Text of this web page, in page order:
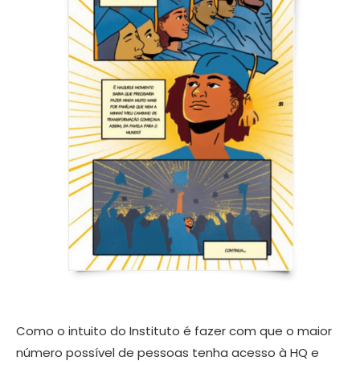
Como o intuito do Instituto é fazer com que o maior
número possível de pessoas tenha acesso à HQ e